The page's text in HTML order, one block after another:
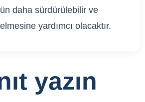
daha sürdürülebilir ve
yardımcı olacaktır.
yazın